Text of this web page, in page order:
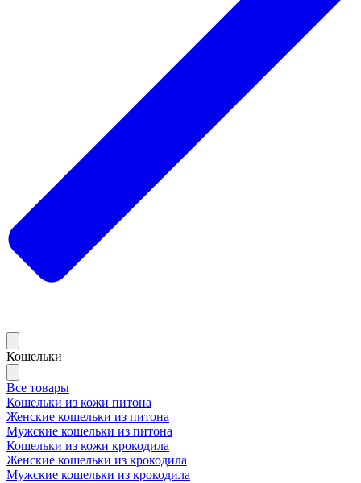
Кошельки
Все товары
Кошельки из кожи питона
Женские кошельки из питона
Мужские кошельки из питона
Кошельки из кожи крокодила
Женские кошельки из крокодила
Мужские кошельки из крокодила